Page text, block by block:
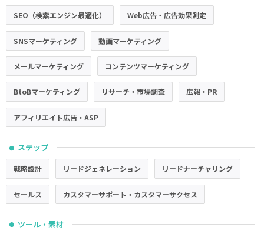
SEO（検索エンジン最適化） Web広告・広告効果測定
SNSマーケティング 動画マーケティング
メールマーケティング コンテンツマーケティング
BtoBマーケティング リサーチ・市場調査 広報・PR
アフィリエイト広告・ASP
● ステップ
戦略設計 リードジェネレーション リードナーチャリング
セールス カスタマーサポート・カスタマーサクセス
● ツール・素材